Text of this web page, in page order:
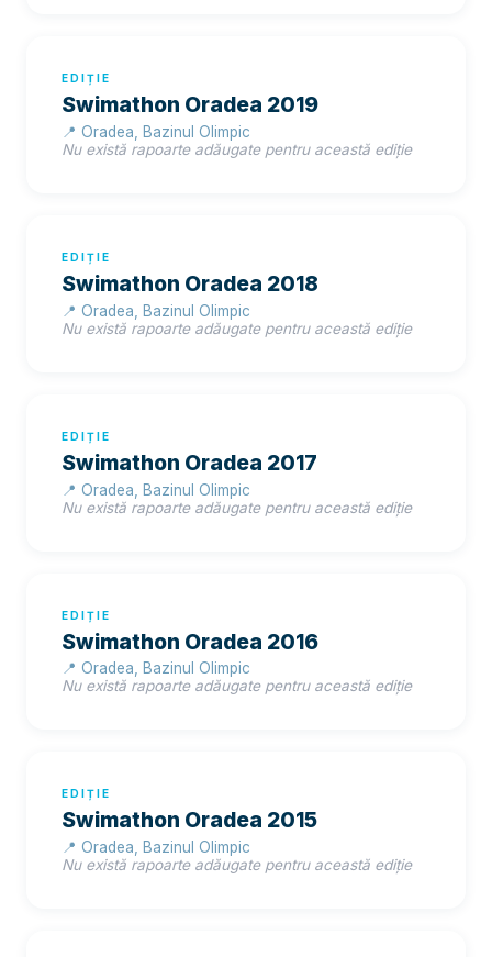
EDIȚIE
Swimathon Oradea 2019
📍 Oradea, Bazinul Olimpic
Nu există rapoarte adăugate pentru această ediție
EDIȚIE
Swimathon Oradea 2018
📍 Oradea, Bazinul Olimpic
Nu există rapoarte adăugate pentru această ediție
EDIȚIE
Swimathon Oradea 2017
📍 Oradea, Bazinul Olimpic
Nu există rapoarte adăugate pentru această ediție
EDIȚIE
Swimathon Oradea 2016
📍 Oradea, Bazinul Olimpic
Nu există rapoarte adăugate pentru această ediție
EDIȚIE
Swimathon Oradea 2015
📍 Oradea, Bazinul Olimpic
Nu există rapoarte adăugate pentru această ediție